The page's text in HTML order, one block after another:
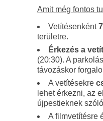
Amit még fontos
Vetítésenként
területre.
Érkezés a
(20:30). A
távozáskor
A vetítésekre
lehet érkezni, az
újpestieknek
A filmvetítésre